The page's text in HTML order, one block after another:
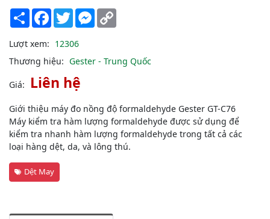
Share Facebook
TwitterMessenger
Lượt xem: 12306
Thương hiệu: Gester - Trung Quốc
Giá: Liên hệ
Giới thiệu máy đo nồng độ formaldehyde Gester GT-C76
Máy kiểm tra hàm lượng formaldehyde được sử dụng để
kiểm tra nhanh hàm lượng formaldehyde trong tất cả các
loại hàng dệt, da, và lông thú.
Dệt May